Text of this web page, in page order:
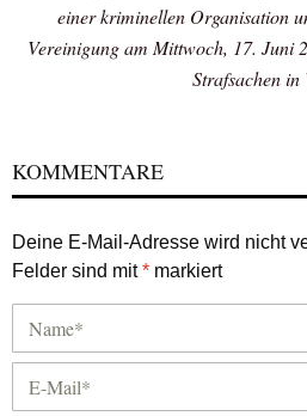
einer kriminellen Organisation
Vereinigung am Mittwoch, 17. Juni
Strafsachen in
KOMMENTARE
Deine E-Mail-Adresse wird nicht
Felder sind mit* markiert